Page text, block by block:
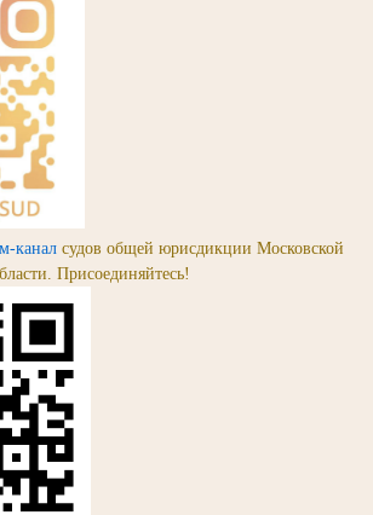
канал судов общей юрисдикции Московской
Присоединяйтесь!